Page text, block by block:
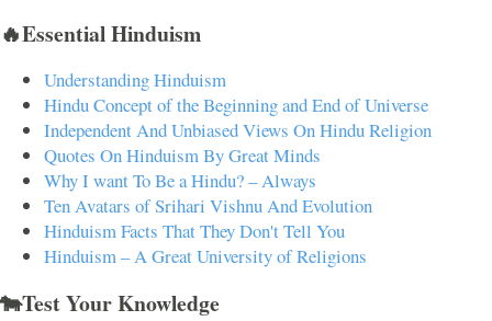
🔥Essential Hinduism
Understanding Hinduism
Hindu Concept of the Beginning and End of Universe
Independent And Unbiased Views On Hindu Religion
Quotes On Hinduism By Great Minds
Why I want To Be a Hindu? – Always
Ten Avatars of Srihari Vishnu And Evolution
Hinduism Facts That They Don't Tell You
Hinduism – A Great University of Religions
🐄Test Your Knowledge